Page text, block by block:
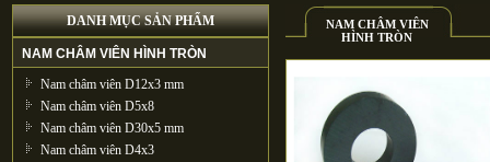
DANH MỤC SẢN PHẨM
NAM CHÂM VIÊN HÌNH TRÒN
Nam châm viên D12x3 mm
Nam châm viên D5x8
Nam châm viên D30x5 mm
Nam châm viên D4x3
NAM CHÂM VIÊN
HÌNH TRÒN